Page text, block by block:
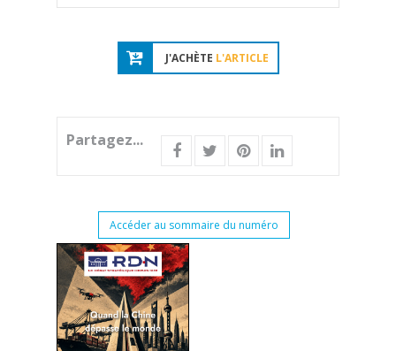
J'ACHÈTE L'ARTICLE
Partagez...
Accéder au sommaire du numéro